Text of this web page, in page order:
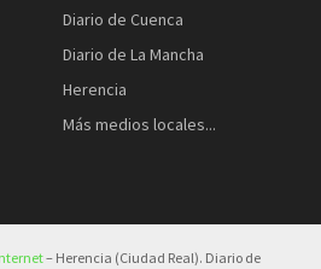
Diario de Cuenca
Diario de La Mancha
Herencia
Más medios locales...
– Herencia (Ciudad Real). Diario de